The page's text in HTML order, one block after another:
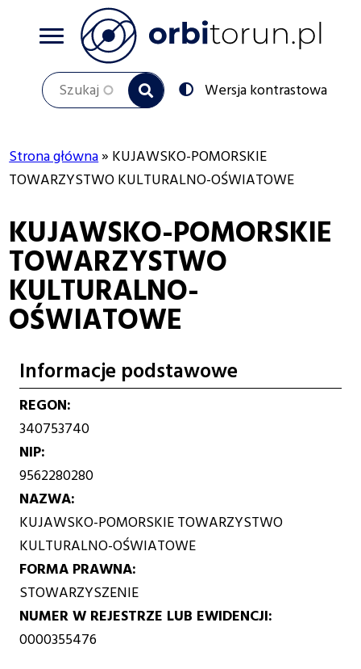
Szukaj
Przełącz
na:
Wersja kontrastowa
Ścieżka
nawigacyjna
Strona główna
KUJAWSKO-POMORSKIE
TOWARZYSTWO KULTURALNO-OŚWIATOWE
KUJAWSKO-POMORSKIE
TOWARZYSTWO
KULTURALNO-
OŚWIATOWE
Informacje podstawowe
REGON
340753740
NIP
9562280280
NAZWA
KUJAWSKO-POMORSKIE TOWARZYSTWO
KULTURALNO-OŚWIATOWE
FORMA PRAWNA
STOWARZYSZENIE
NUMER W REJESTRZE LUB EWIDENCJI
0000355476